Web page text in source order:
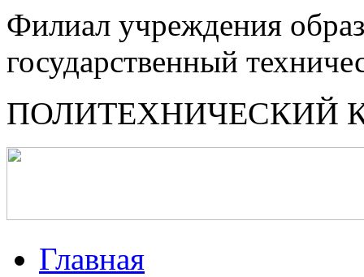
Филиал учреждения
государственный
ПОЛИТЕХНИЧЕСКИЙ
Главная